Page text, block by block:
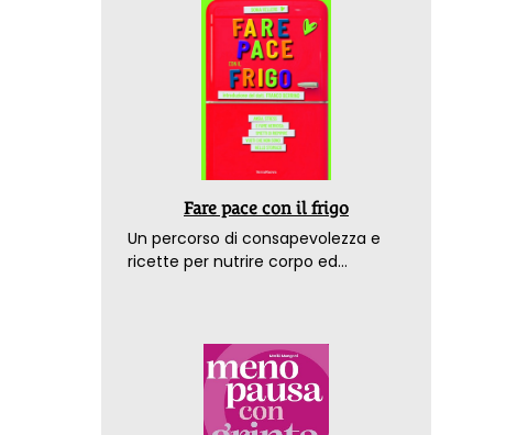
Fare pace con il frigo
Un percorso di consapevolezza e
ricette per nutrire corpo ed